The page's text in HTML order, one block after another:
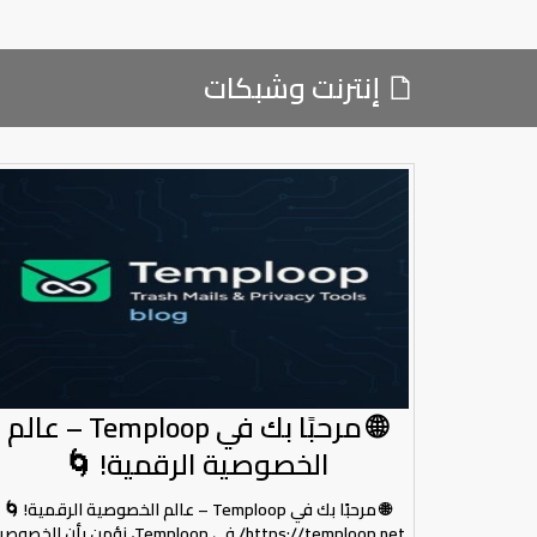
إنترنت وشبكات
🌐 مرحبًا بك في Temploop – عالم
الخصوصية الرقمية! 🌀
🌐 مرحبًا بك في Temploop – عالم الخصوصية الرقمية! 🌀